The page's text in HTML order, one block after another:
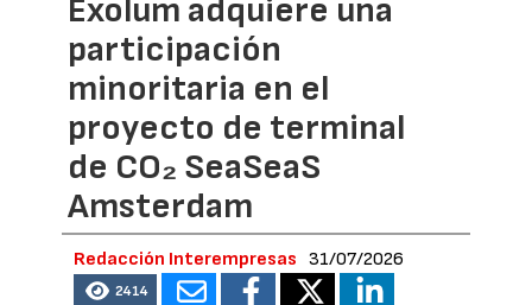
Exolum adquiere una
participación
minoritaria en el
proyecto de terminal
de CO₂ SeaSeaS
Amsterdam
Redacción Interempresas 31/07/2026
2414